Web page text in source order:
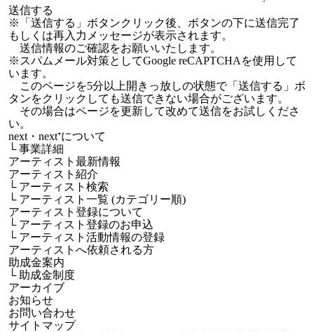
※「送信する」ボタンクリック後、ボタンの下に送信完了
もしくは再入力メッセージが表示されます。
送信情報のご確認をお願いいたします。
※スパムメール対策としてGoogle reCAPTCHAを使用して
います。
このページを5分以上開きっ放しの状態で「送信する」ボ
タンをクリックしても送信できない場合がございます。
その場合はページを更新して改めて送信をお試しくださ
い。
next・next⁺について
└事業詳細
アーティスト最新情報
アーティスト紹介
└ アーティスト検索
└ アーティスト一覧 (カテゴリー順)
アーティスト登録について
└ アーティスト登録のお申込
└ アーティスト活動情報の登録
アーティストへ依頼される方
助成金案内
└ 助成金制度
アーカイブ
お知らせ
お問い合わせ
サイトマップ